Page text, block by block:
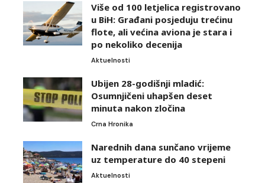
Više od 100 letjelica registrovano
u BiH: Građani posjeduju trećinu
flote, ali većina aviona je stara i
po nekoliko decenija
Aktuelnosti
Ubijen 28-godišnji mladić:
Osumnjičeni uhapšen deset
minuta nakon zločina
Crna Hronika
Narednih dana sunčano vrijeme
uz temperature do 40 stepeni
Aktuelnosti